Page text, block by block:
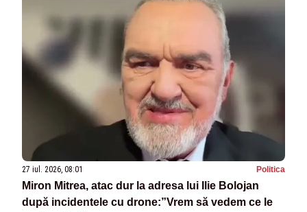
27 iul. 2026, 08:01 Politica
Miron Mitrea, atac dur la adresa lui Ilie Bolojan
după incidentele cu drone:”Vrem să vedem ce le